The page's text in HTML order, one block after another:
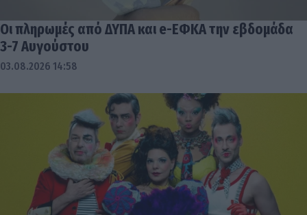
Οι πληρωμές από ΔΥΠΑ και e-ΕΦΚΑ την εβδομάδα
3-7 Αυγούστου
03.08.2026 14:58